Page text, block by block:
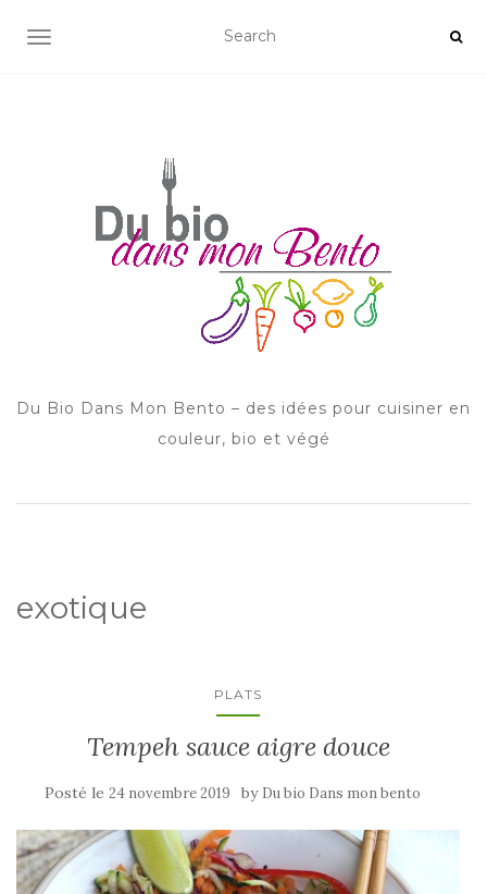
AFFICHER/MASQUER LA NAVIGATION
Du Bio Dans Mon Bento – des idées pour cuisiner en
couleur, bio et végé
exotique
PLATS
Tempeh sauce aigre douce
Posté le 24 novembre 2019 by Du bio Dans mon bento